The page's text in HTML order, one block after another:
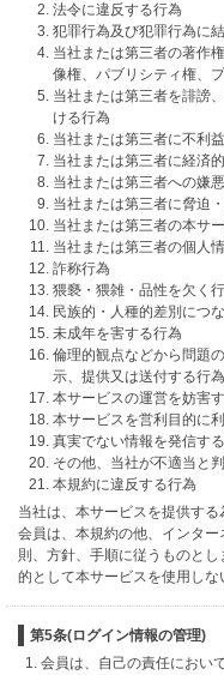
法令に違反する行為
犯罪行為及び犯罪行為に
当社または第三者の著作
像権、パブリシティ権、
当社または第三者を誹謗
ける行為
当社または第三者に不利
当社または第三者に経済
当社または第三者への嫌
当社または第三者に脅迫
当社または第三者の本サ
当社または第三者の個人
詐称行為
猥褻・猥雑・品性を欠く
民族的・人種的差別につ
未成年を害する行為
倫理的観点などから問題
示、提供又は送付する行為
本サービスの運営を妨害
本サービスを営利目的に
真実でない情報を発信す
その他、当社が不適当と
本規約に違反する行為
当社は、本サービスを提供する
会員は、本規約の他、インタ
則、方針、手順に従うものと
的として本サービスを使用しな
第5条(ログイン情報の管理)
会員は、自己の責任におい